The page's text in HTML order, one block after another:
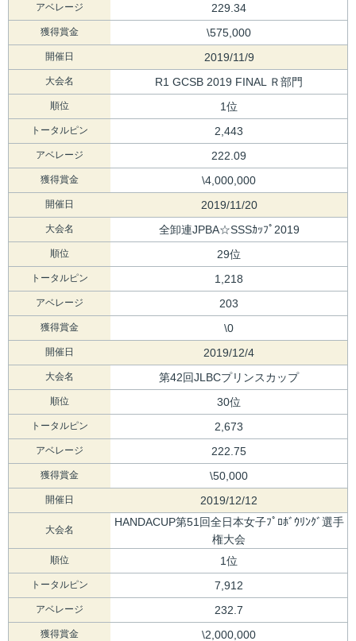
アベレージ 229.34
獲得賞金 \575,000
開催日 2019/11/9
大会名 R1 GCSB 2019 FINAL Ｒ部門
順位 1位
トータルピン 2,443
アベレージ 222.09
獲得賞金 \4,000,000
開催日 2019/11/20
大会名 全卸連JPBA☆SSSｶｯﾌﾟ2019
順位 29位
トータルピン 1,218
アベレージ 203
獲得賞金 \0
開催日 2019/12/4
大会名 第42回JLBCプリンスカップ
順位 30位
トータルピン 2,673
アベレージ 222.75
獲得賞金 \50,000
開催日 2019/12/12
大会名
HANDACUP第51回全日本女子ﾌﾟﾛﾎﾞｳﾘﾝｸﾞ選手
権大会
順位 1位
トータルピン 7,912
アベレージ 232.7
獲得賞金 \2,000,000